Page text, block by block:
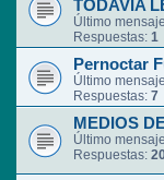
TODAVIA
Último
Respuestas: 1
Pernoctar
Último
Respuestas: 7
MEDIOS
Último
Respuestas: